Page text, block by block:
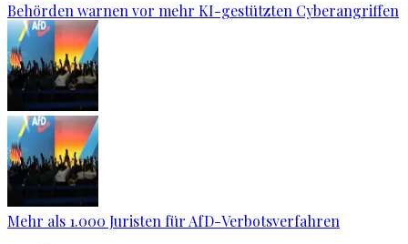
Behörden warnen vor mehr KI-gestützten Cyberangriffen
Mehr als 1.000 Juristen für AfD-Verbotsverfahren